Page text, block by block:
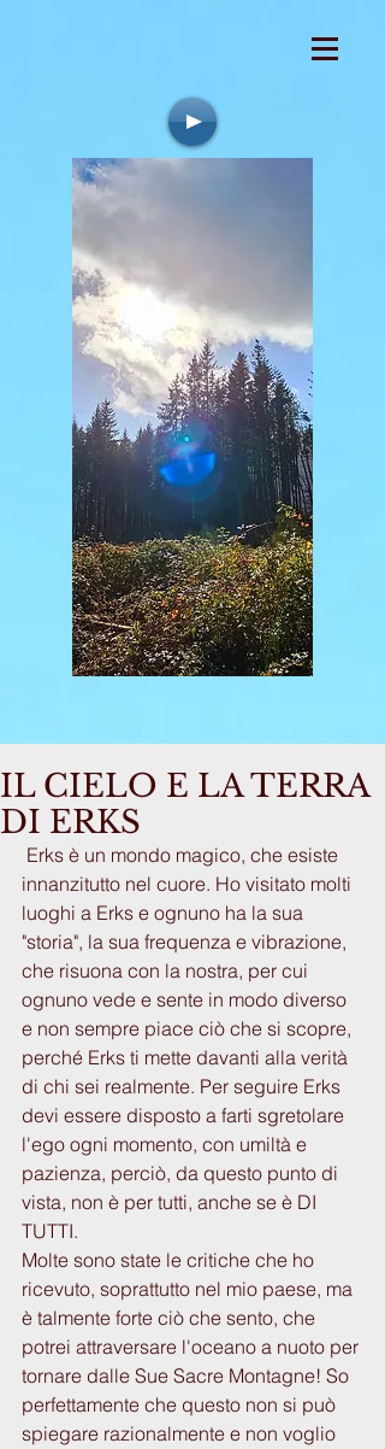
IL CIELO E LA TERRA
DI ERKS
innanzitutto nel cuore. Ho visitato molti
luoghi a Erks e ognuno ha la sua
"storia", la sua frequenza e vibrazione,
che risuona con la nostra, per cui
ognuno vede e sente in modo diverso
e non sempre piace ciò che si scopre,
perché Erks ti mette davanti alla verità
di chi sei realmente. Per seguire Erks
devi essere disposto a farti sgretolare
l'ego ogni momento, con umiltà e
pazienza, perciò, da questo punto di
vista, non è per tutti, anche se è DI
TUTTI.
Molte sono state le critiche che ho
ricevuto, soprattutto nel mio paese, ma
è talmente forte ciò che sento, che
potrei attraversare l'oceano a nuoto per
tornare dalle Sue Sacre Montagne! So
perfettamente che questo non si può
spiegare razionalmente e non voglio